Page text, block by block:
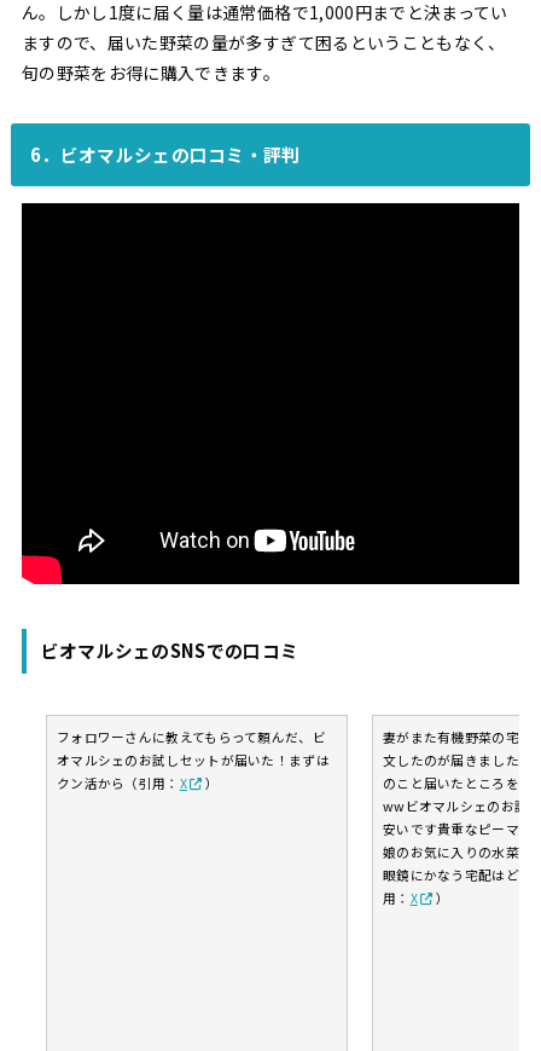
ん。しかし1度に届く量は通常価格で1,000円までと決まってい
ますので、届いた野菜の量が多すぎて困るということもなく、
旬の野菜をお得に購入できます。
6．ビオマルシェの口コミ・評判
ビオマルシェのSNSでの口コミ
フォロワーさんに教えてもらって頼んだ、ビ
オマルシェのお試しセットが届いた！まずは
クン活から（引用： X ）
妻がまた有機野菜の宅配
文したのが届きました今
のこと届いたところを親
wwビオマルシェのお試
安いです貴重なピーマン
娘のお気に入りの水菜も
眼鏡にかなう宅配はどこ
用： X ）